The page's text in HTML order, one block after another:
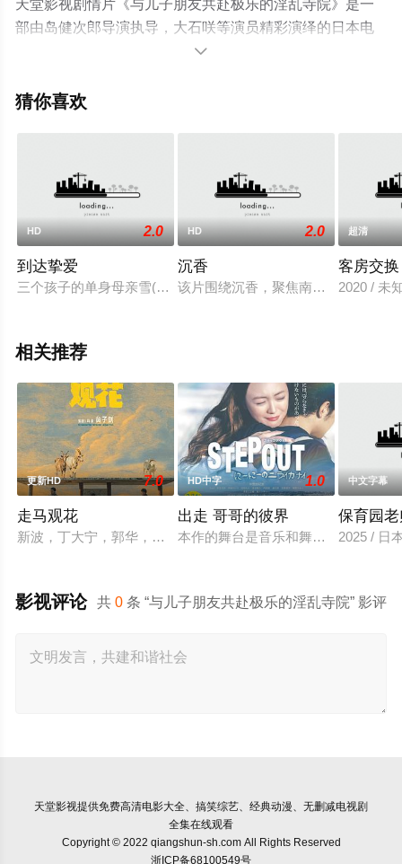
天堂影视剧情片《与儿子朋友共赴极乐的淫乱寺院》是一
部由岛健次郎导演执导，大石咲等演员精彩演绎的日本电
影，手机免费观看高清未删减完整版电影大全就上电影天
等平台了解。

猜你喜欢
HD 2.0
到达挚爱
三个孩子的单身母亲雪(Neige)，定期探望住在养老院的阿尔及
HD 2.0
沉香
该片围绕沉香，聚焦南方小城一个家
超清
客房交换
2020 / 未
相关推荐
更新HD 7.0
走马观花
新波，丁大宁，郭华，程一木他们毕业于同一所大学。他们和
HD中字 1.0
出走 哥哥的彼界
本作的舞台是音乐和舞蹈融入生活的
中文字幕
保育园
2025 / 日
共0 条 “与儿子朋友共赴极乐的淫乱寺院” 影评
影视评论
天堂影视提供免费高清电影大全、搞笑综艺、经典动漫、无删减电视剧
全集在线观看
Copyright © 2022 qiangshun-sh.com All Rights Reserved
浙ICP备68100549号